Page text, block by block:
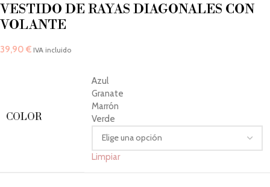
VESTIDO DE RAYAS DIAGONALES CON
VOLANTE
39,90 € IVA incluido
COLOR
Azul
Granate
Marrón
Verde
Limpiar